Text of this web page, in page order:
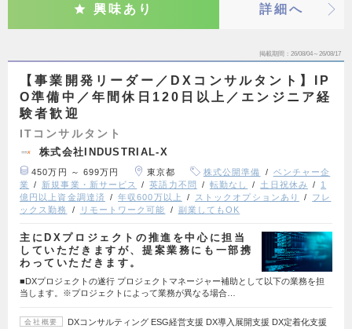
興味あり 詳細へ
掲載期間 26/08/04～26/08/17
【事業開発リーダー／DXコンサルタント】IP
O準備中／年間休日120日以上／エンジニア経
験者歓迎
ITコンサルタント
株式会社INDUSTRIAL-X
450万円 ～ 699万円 東京都 株式公開準備
ベンチャー企
業
新規事業・新サービス 英語力不問 転勤なし 土日祝休み
1
億円以上資金調達済
年収600万以上 ストックオプションあり
フレ
ックス勤務
リモートワーク可能 副業してもOK
主にDXプロジェクトの推進を中心に担当
していただきますが、提案業務にも一部携
わっていただきます。
■DXプロジェクトの遂行 プロジェクトマネージャー補助として以下の業務を担
当します。※プロジェクトによって業務が異なる場合…
会社概要
DXコンサルティング ESG経営支援 DX導入展開支援 DX定着化支援